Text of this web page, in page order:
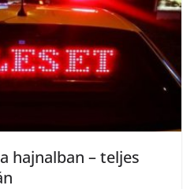
hajnalban – teljes